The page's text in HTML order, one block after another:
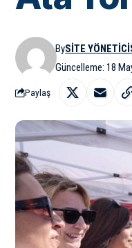
Güncelleme: 18
BySITE
Paylaş